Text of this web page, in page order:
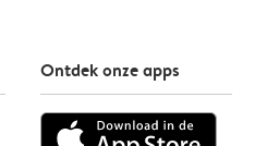
Ontdek onze apps